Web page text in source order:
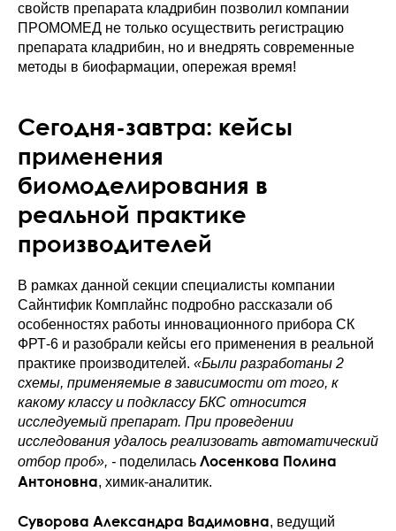
свойств препарата кладрибин позволил компании
ПРОМОМЕД не только осуществить регистрацию
препарата кладрибин, но и внедрять современные
методы в биофармации, опережая время!
Сегодня-завтра: кейсы
применения
биомоделирования в
реальной практике
производителей
В рамках данной секции специалисты компании
Сайнтифик Комплайнс подробно рассказали об
особенностях работы инновационного прибора СК
ФРТ-6 и разобрали кейсы его применения в реальной
практике производителей. «Были разработаны 2
схемы, применяемые в зависимости от того, к
какому классу и подклассу БКС относится
исследуемый препарат. При проведении
исследования удалось реализовать автоматический
отбор проб», - поделилась Лосенкова Полина
Антоновна, химик-аналитик.
Суворова Александра Вадимовна, ведущий